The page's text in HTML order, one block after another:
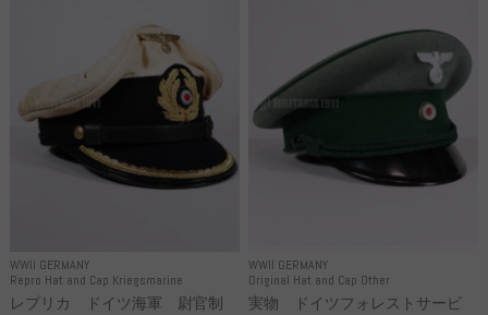
WWII GERMANY
Repro Hat and Cap Kriegsmarine
レプリカ ドイツ海軍 尉官制
WWII GERMANY
Original Hat and Cap Other
実物 ドイツフォレストサービ